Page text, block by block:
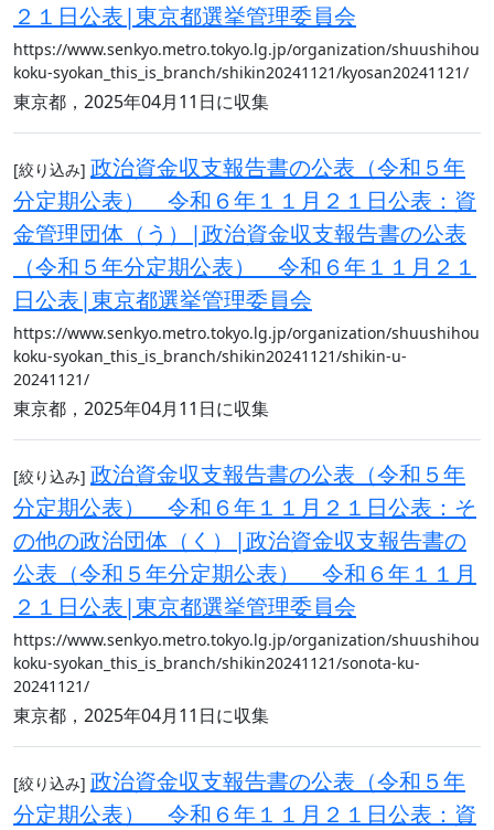
２１日公表|東京都選挙管理委員会
https://www.senkyo.metro.tokyo.lg.jp/organization/shuushihou
koku-syokan_this_is_branch/shikin20241121/kyosan20241121/
東京都，2025年04月11日に収集
[絞り込み] 政治資金収支報告書の公表（令和５年
分定期公表） 令和６年１１月２１日公表：資
金管理団体（う）|政治資金収支報告書の公表
（令和５年分定期公表） 令和６年１１月２１
日公表|東京都選挙管理委員会
https://www.senkyo.metro.tokyo.lg.jp/organization/shuushihou
koku-syokan_this_is_branch/shikin20241121/shikin-u-
20241121/
東京都，2025年04月11日に収集
[絞り込み] 政治資金収支報告書の公表（令和５年
分定期公表） 令和６年１１月２１日公表：そ
の他の政治団体（く）|政治資金収支報告書の
公表（令和５年分定期公表） 令和６年１１月
２１日公表|東京都選挙管理委員会
https://www.senkyo.metro.tokyo.lg.jp/organization/shuushihou
koku-syokan_this_is_branch/shikin20241121/sonota-ku-
20241121/
東京都，2025年04月11日に収集
[絞り込み] 政治資金収支報告書の公表（令和５年
分定期公表） 令和６年１１月２１日公表：資